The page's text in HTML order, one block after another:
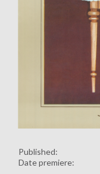
Published:
Date premiere: